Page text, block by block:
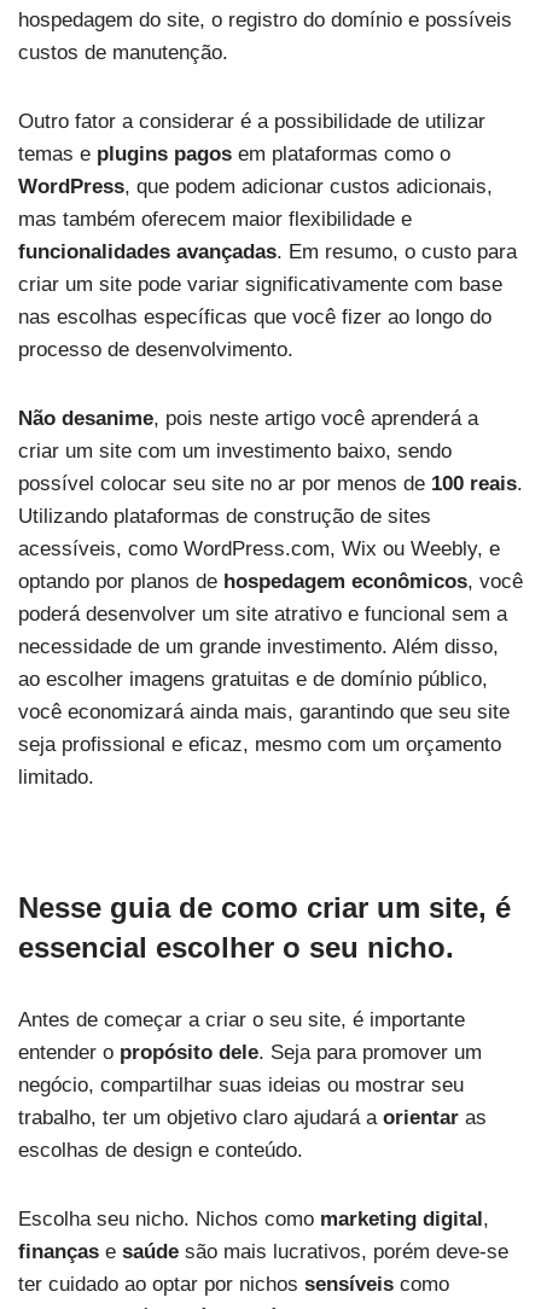
hospedagem do site, o registro do domínio e possíveis
custos de manutenção.
Outro fator a considerar é a possibilidade de utilizar
temas e plugins pagos em plataformas como o
WordPress, que podem adicionar custos adicionais,
mas também oferecem maior flexibilidade e
funcionalidades avançadas. Em resumo, o custo para
criar um site pode variar significativamente com base
nas escolhas específicas que você fizer ao longo do
processo de desenvolvimento.
Não desanime, pois neste artigo você aprenderá a
criar um site com um investimento baixo, sendo
possível colocar seu site no ar por menos de 100 reais.
Utilizando plataformas de construção de sites
acessíveis, como WordPress.com, Wix ou Weebly, e
optando por planos de hospedagem econômicos, você
poderá desenvolver um site atrativo e funcional sem a
necessidade de um grande investimento. Além disso,
ao escolher imagens gratuitas e de domínio público,
você economizará ainda mais, garantindo que seu site
seja profissional e eficaz, mesmo com um orçamento
limitado.
Nesse guia de como criar um site, é
essencial escolher o seu nicho.
Antes de começar a criar o seu site, é importante
entender o propósito dele. Seja para promover um
negócio, compartilhar suas ideias ou mostrar seu
trabalho, ter um objetivo claro ajudará a orientar as
escolhas de design e conteúdo.
Escolha seu nicho. Nichos como marketing digital,
finanças e saúde são mais lucrativos, porém deve-se
ter cuidado ao optar por nichos sensíveis como